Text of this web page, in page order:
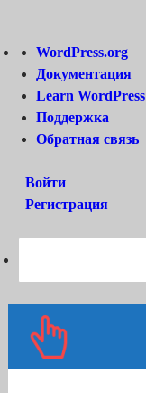
О
WordPress
WordPress.org
Документация
Learn WordPress
Поддержка
Обратная связь
Войти
Регистрация